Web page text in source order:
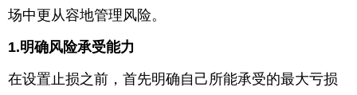
育
健
康
生
场中更从容地管理风险。
1.明确风险承受能力
在设置止损之前，首先明确自己所能承受的最大亏损